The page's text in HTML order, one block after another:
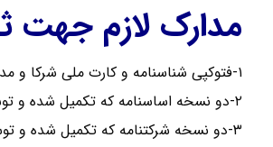
مدارک لازم
۱-فتوکپی شناسنامه و کارت ملی شرکا و مدیران شرکت(چنانچه شرکاء اتباع خارجی باشند تصویر گذرنامه ایشان ارائه گردد)
۲-دو نسخه اساسنامه که تکمیل شده و توسط کلیه شرکا امضا شده باشد.
۳-دو نسخه شرکتنامه که تکمیل شده و توسط کلیه شرکا امضا شده باشد.